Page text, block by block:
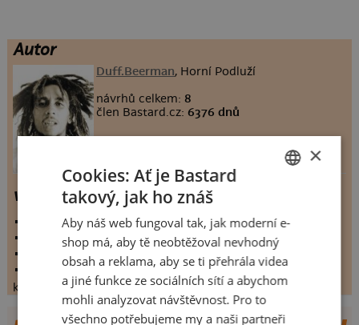
Autor
Duff.Beerman, Horní Podluží
návrhů celkem:8
člen Bastard.cz:6376 dnů
weed
vystaveno:23.2.2009
hodnoceno:55 krát
komentářů:
7.38182
koupilo by:29 lidí
konečné hodnocení:7.38182
SLOVAK
×
Cookies: Ať je Bastard
takový, jak ho znáš
Aby náš web fungoval tak, jak moderní e-
shop má, aby tě neobtěžoval nevhodný
obsah a reklama, aby se ti přehrála videa
a jiné funkce ze sociálních sítí a abychom
mohli analyzovat návštěvnost. Pro to
všechno potřebujeme my a naši partneři